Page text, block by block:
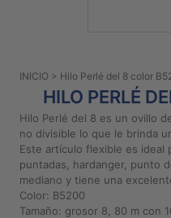
Preguntas
frecuentes
Aviso De
Privacidad
Políticas
Compra
INICIO > Hilo Perlé del 8 color
HILO PERLÉ
Hilo Perlé del 8 es un ovillo
no divisible lo que le brinda
Este artículo flexible es ideal
puntadas, hardanger, punto
mediano y tiene una
Color: B5200
Tamaño: grosor 8, 80 m con